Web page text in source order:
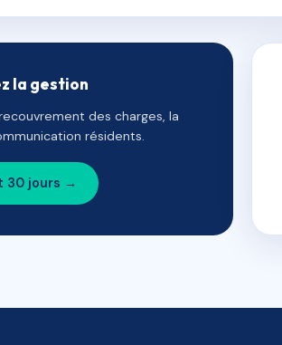
la gestion
des charges, la
résidents.
30 jours →